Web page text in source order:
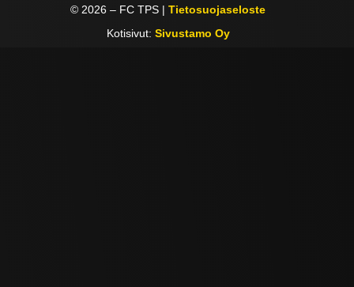
© 2026 – FC TPS |Tietosuojaseloste
Kotisivut: Sivustamo Oy